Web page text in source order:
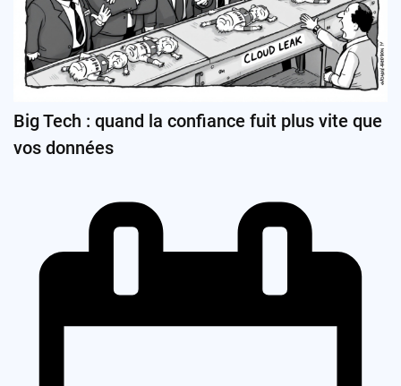
Big Tech : quand la confiance fuit plus vite que
vos données